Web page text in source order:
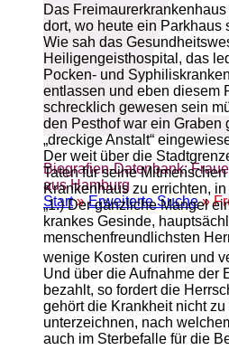
Biografien-Datenbank:
aus Hamburg
Start»Erweiterte Suche»
Das
dort, wo heute ein Parkhaus
Wie sah das
Heiligengeisthospital, das
Pocken- und
entlassen und eben diesem
schrecklich gewesen sein
den Pesthof war ein
„dreckige Anstalt“
Der weit über die
Taten für seine
Krankenhaus zu errichten,
„1.) Der gänzliche Mangel
krankes Gesinde,
menschenfreundlichsten
wenige Kosten curiren und
Und über die Aufnahme der
bezahlt, so fordert die
gehört die Krankheit nicht
unterzeichnen, nach
auch im Sterbefalle für die